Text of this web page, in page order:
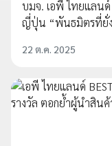
บมจ. เอพี ไทยแลน
ญี่ปุ่น “พันธมิตรที่ยั่ง
22 ต.ค. 2025